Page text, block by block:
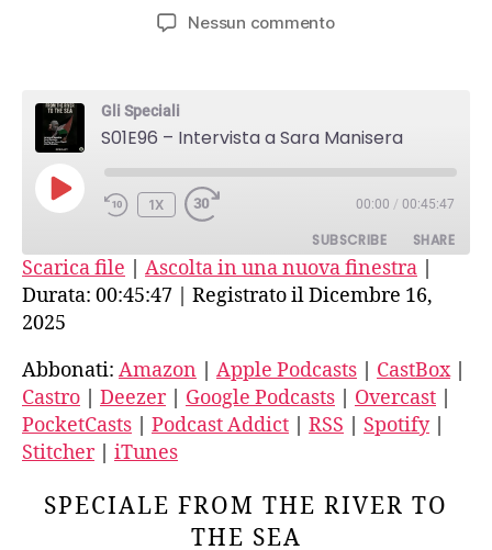
articolo
Nessun commentosu
Sara
Manisera
Gli Speciali
S01E96 – Intervista a Sara Manisera
PLAY
EPISODE
1X 00:00 / 00:45:47
SUBSCRIBE SHARE
Amazon Apple Podcasts
Deezer Google Podcasts
Overcast PocketCasts
Podcast Addict RSS
Spotify
iTunes
SHARE
EMBED
Scarica file | Ascolta in una nuova finestra |
Durata: 00:45:47 | Registrato il Dicembre 16,
2025
Abbonati: Amazon | Apple Podcasts | CastBox|
Castro | Deezer| Google Podcasts | Overcast |
PocketCasts | Podcast Addict | RSS | Spotify|
Stitcher| iTunes
SPECIALE FROM THE RIVER TO
THE SEA